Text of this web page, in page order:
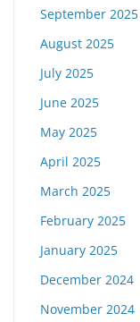
September 2025
August 2025
July 2025
June 2025
May 2025
April 2025
March 2025
February 2025
January 2025
December 2024
November 2024